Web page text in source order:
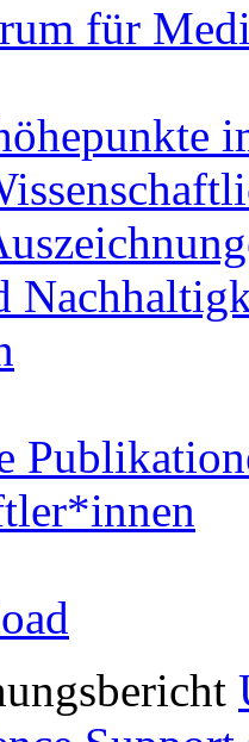
für